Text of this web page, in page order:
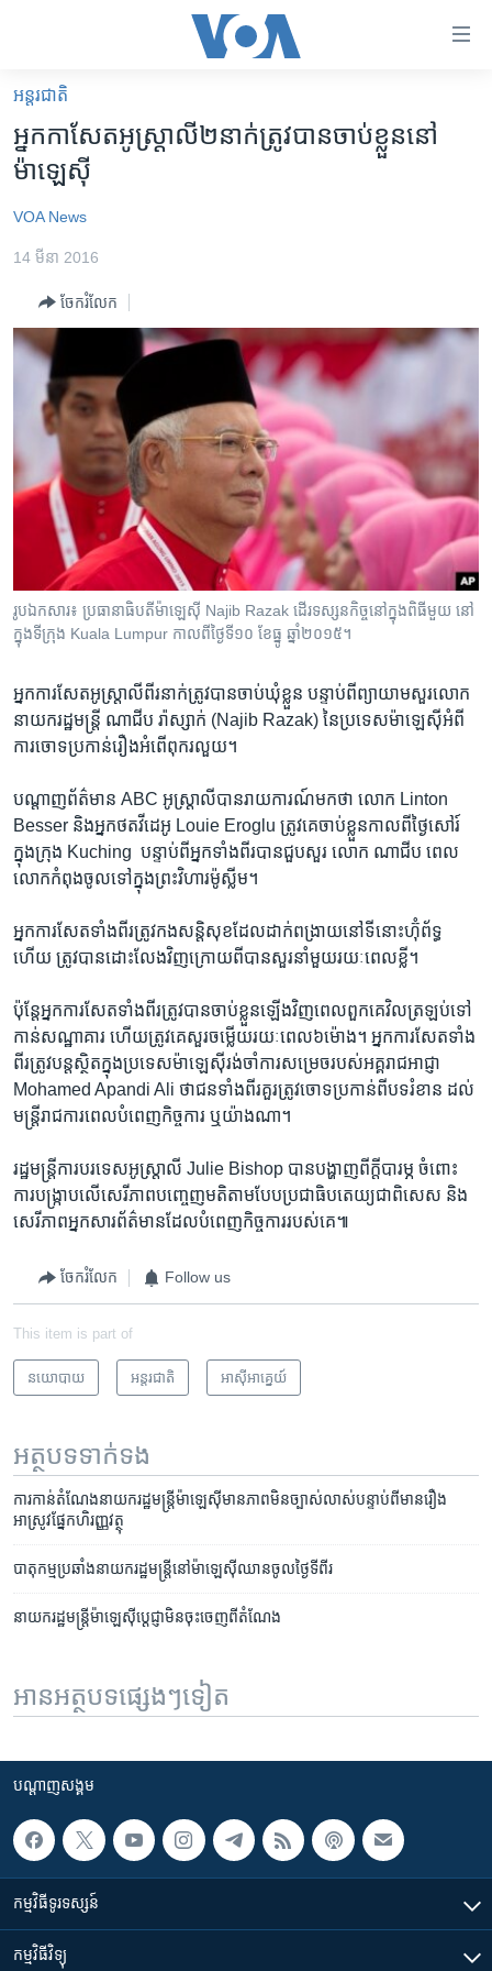
គេហទំព័រ​
ទាក់ទង
រំលង​
និង​
ទំព័រ​
ម្តង
រចនា
ទៅ​
កាន់​
ស្វែង​
អន្តរជាតិ
កម្ពុជាច្នៃប្រតិដ្ឋ
ព្រឹត្តិការណ៍ព័ត៌មាន
ទូរទស្សន៍ / វីដេអូ​
វិទ្យុ / ផតខាសថ៍
កម្មវិធីទាំងអស់
Khmer English
បណ្តាញ​សង្គម
ភាសា
អន្តរជាតិ
អ្នក​កាសែត​អូស្រ្តាលី​២​នាក់​ត្រូវ​បាន​ចាប់​ខ្លួន​នៅ​
ម៉ាឡេស៊ី​
VOA News
14 មីនា 2016
ចែករំលែក
រូប​ឯកសារ៖ ប្រធានាធិបតីម៉ាឡេស៊ី Najib Razak ដើរ​ទស្សនកិច្ច​​នៅ​ក្នុង​ពិធី​មួយ​ នៅ​
ក្នុង​ទីក្រុង​ Kuala Lumpur កាល​ពី​ថ្ងៃ​ទី​១០ ខែ​ធ្នូ ឆ្នាំ​២០១៥។
អ្នក​ការសែត​អូស្ត្រាលី​ពីរ​នាក់​ត្រូវ​បាន​ចាប់​ឃុំ​ខ្លួន ​បន្ទាប់​ពី​ព្យាយាម​សួរលោក
នាយក​រដ្ឋមន្ត្រី ​ណាជីប រ៉ាស្សាក់ ​(Najib Razak)​ នៃ​ប្រទេស​ម៉ាឡេស៊ី​អំពី​
ការ​ចោទ​ប្រកាន់​រឿង​អំពើ​ពុករលួយ។
បណ្តាញ​ព័ត៌មាន ​ABC ​អូស្ត្រាលី​បាន​រាយការណ៍​មក​ថា លោក​ Linton
Besser និង​អ្នក​ថត​វីដេអូ​ Louie​ Eroglu ​ត្រូវ​គេ​ចាប់​ខ្លួន​កាល​ពី​ថ្ងៃ​សៅរ៍​
ក្នុង​ក្រុង​ Kuching ​ បន្ទាប់​ពី​អ្នក​ទាំងពីរ​បាន​ជួប​សួរ ​លោក ណាជីប​ ពេល​
លោក​កំពុង​ចូល​ទៅ​ក្នុង​ព្រះវិហារ​ម៉ូស្លីម។
អ្នក​ការសែត​ទាំងពីរ​ត្រូវ​កង​សន្តិសុខ​ដែល​ដាក់​ពង្រាយ​នៅ​ទី​នោះ​ហ៊ុំ​ព័ទ្ធ​
ហើយ ត្រូវ​បាន​ដោះលែង​វិញ​ក្រោយ​ពី​បាន​សួរ​នាំ​មួយ​រយៈពេល​ខ្លី។
​ប៉ុន្តែ​អ្នក​ការសែត​ទាំង​ពីរ​ត្រូវ​បាន​ចាប់​ខ្លួន​ឡើង​វិញ​ពេល​ពួកគេ​វិល​ត្រឡប់​ទៅ​
កាន់​សណ្ឋាគារ ​ហើយ​ត្រូវ​គេ​សួរ​ចម្លើយ​រយៈពេល​៦ម៉ោង។ ​អ្នកការសែត​ទាំង
ពីរ​ត្រូវ​បន្ត​ស្ថិត​ក្នុង​ប្រទេស​ម៉ាឡេស៊ី​រង់​ចាំ​ការ​សម្រេច​របស់​អគ្គរាជអាជ្ញា​
Mohamed​ Apandi ​Ali ថា​ជន​ទាំង​ពីរ​គួរ​ត្រូវ​ចោទ​ប្រកាន់​ពី​បទ​រំខាន​ ដល់​
មន្ត្រី​រាជការ​ពេល​បំពេញ​កិច្ចការ​ ឬ​យ៉ាង​ណា។​
រដ្ឋមន្ត្រី​ការ​បរទេស​អូស្ត្រាលី​ Julie Bishop ​បាន​បង្ហាញ​ពី​ក្តី​បារម្ភ ​ចំពោះ​
ការ​បង្ក្រាប​លើ​សេរីភាព​បញ្ចេញ​មតិ​តាមបែប​ប្រជា​ធិបតេយ្យ​ជា​ពិសេស​ និង​
សេរីភាព​អ្នក​សារ​ព័ត៌មាន​ដែល​បំពេញ​កិច្ចការ​របស់​គេ៕
ចែករំលែក Follow us
This item is part of
នយោបាយ អន្តរជាតិ អាស៊ី​អាគ្នេយ៍
អត្ថបទ​ទាក់ទង
ការ​កាន់​តំណែង​នាយក​រដ្ឋមន្រ្តី​ម៉ាឡេស៊ី​មាន​ភាព​មិន​ច្បាស់លាស់​បន្ទាប់ពី​មាន​រឿង​
អាស្រូវ​ផ្នែក​ហិរញ្ញវត្ថុ
បាតុកម្ម​ប្រឆាំង​នាយករដ្ឋ​មន្រ្តី​នៅ​ម៉ាឡេស៊ី​ឈាន​ចូល​ថ្ងៃ​ទី​ពីរ
នាយក​រដ្ឋមន្ត្រី​ម៉ាឡេស៊ី​ប្តេជ្ញា​មិន​ចុះ​ចេញ​ពី​តំណែង
អានអត្ថបទផ្សេងៗទៀត
បណ្តាញ​សង្គម
កម្មវិធី​ទូរទស្សន៍
កម្មវិធី​វិទ្យុ